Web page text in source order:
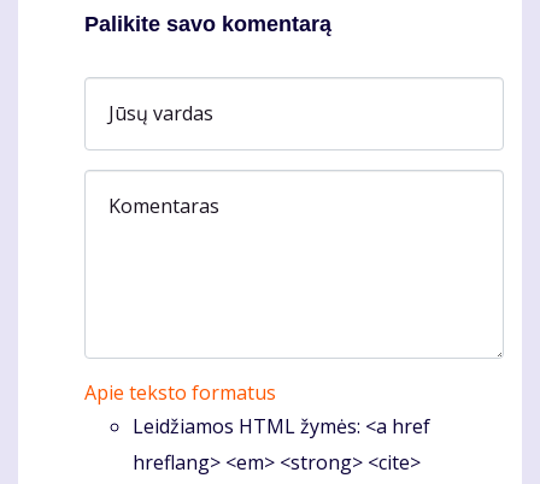
Palikite savo komentarą
Jūsų vardas
Komentaras
Apie teksto formatus
Leidžiamos HTML žymės: <a href
hreflang> <em> <strong> <cite>